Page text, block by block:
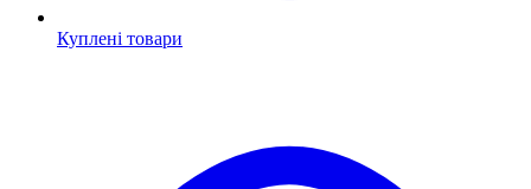
Куплені товари